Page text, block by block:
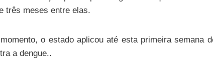
três meses entre elas.
o estado aplicou até esta primeira semana
a dengue..